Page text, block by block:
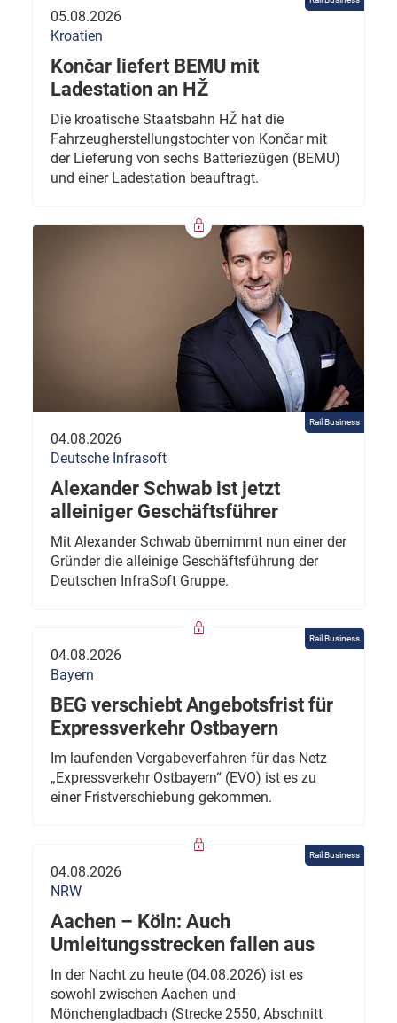
05.08.2026
Kroatien
Končar liefert BEMU mit
Ladestation an HŽ
Die kroatische Staatsbahn HŽ hat die
Fahrzeugherstellungstochter von Končar mit
der Lieferung von sechs Batteriezügen (BEMU)
und einer Ladestation beauftragt.
Rail Business
04.08.2026
Deutsche Infrasoft
Alexander Schwab ist jetzt
alleiniger Geschäftsführer
Mit Alexander Schwab übernimmt nun einer der
Gründer die alleinige Geschäftsführung der
Deutschen InfraSoft Gruppe.
Rail Business
04.08.2026
Bayern
BEG verschiebt Angebotsfrist für
Expressverkehr Ostbayern
Im laufenden Vergabeverfahren für das Netz
„Expressverkehr Ostbayern“ (EVO) ist es zu
einer Fristverschiebung gekommen.
Rail Business
04.08.2026
NRW
Aachen – Köln: Auch
Umleitungsstrecken fallen aus
In der Nacht zu heute (04.08.2026) ist es
sowohl zwischen Aachen und
Mönchengladbach (Strecke 2550, Abschnitt